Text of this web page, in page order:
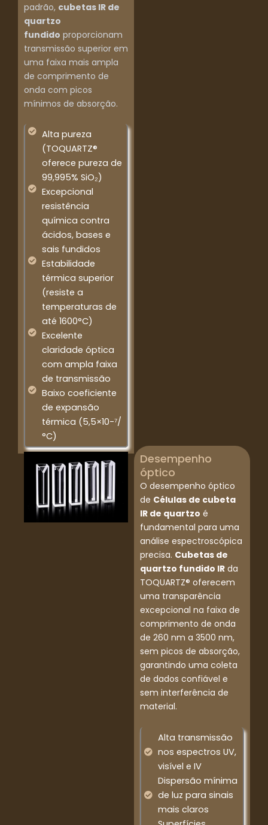
padrão, cubetas IR de
quartzo
fundido proporcionam
transmissão superior em
uma faixa mais ampla
de comprimento de
onda com picos
mínimos de absorção.
Alta pureza
(TOQUARTZ®
oferece pureza de
99,995% SiO₂)
Excepcional
resistência
química contra
ácidos, bases e
sais fundidos
Estabilidade
térmica superior
(resiste a
temperaturas de
até 1600°C)
Excelente
claridade óptica
com ampla faixa
de transmissão
Baixo coeficiente
de expansão
térmica (5,5×10-⁷/
°C)
Desempenho
óptico
O desempenho óptico
de Células de cubeta
IR de quartzo é
fundamental para uma
análise espectroscópica
precisa. Cubetas de
quartzo fundido IR da
TOQUARTZ® oferecem
uma transparência
excepcional na faixa de
comprimento de onda
de 260 nm a 3500 nm,
sem picos de absorção,
garantindo uma coleta
de dados confiável e
sem interferência de
material.
Alta transmissão
nos espectros UV,
visível e IV
Dispersão mínima
de luz para sinais
mais claros